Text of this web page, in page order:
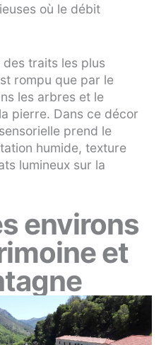
où le débit
des traits les plus
rompu que par le
les arbres et le
pierre. Dans ce décor
prend le
humide, texture
lumineux sur la
environs
et